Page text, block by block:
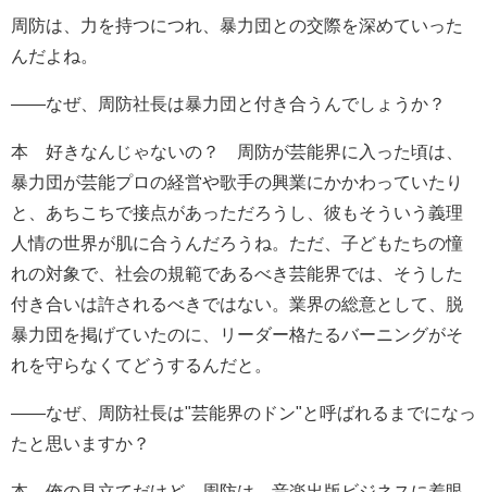
周防は、力を持つにつれ、暴力団との交際を深めていった
んだよね。
――なぜ、周防社長は暴力団と付き合うんでしょうか？
本 好きなんじゃないの？ 周防が芸能界に入った頃は、
暴力団が芸能プロの経営や歌手の興業にかかわっていたり
と、あちこちで接点があっただろうし、彼もそういう義理
人情の世界が肌に合うんだろうね。ただ、子どもたちの憧
れの対象で、社会の規範であるべき芸能界では、そうした
付き合いは許されるべきではない。業界の総意として、脱
暴力団を掲げていたのに、リーダー格たるバーニングがそ
れを守らなくてどうするんだと。
――なぜ、周防社長は"芸能界のドン"と呼ばれるまでになっ
たと思いますか？